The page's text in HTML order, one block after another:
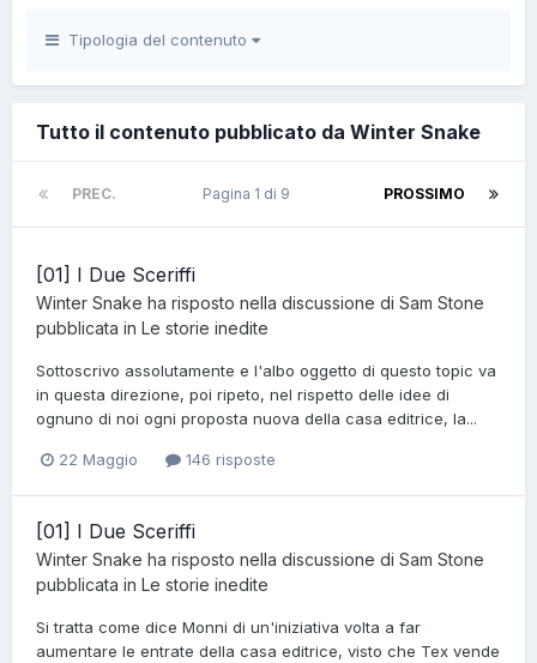
Tipologia del contenuto
Tutto il contenuto pubblicato da Winter Snake
PREC. PROSSIMO
Pagina 1 di 9
[01] I Due Sceriffi
Winter Snake ha risposto nella discussione di Sam Stone
pubblicata in Le storie inedite
Sottoscrivo assolutamente e l'albo oggetto di questo topic va
in questa direzione, poi ripeto, nel rispetto delle idee di
ognuno di noi ogni proposta nuova della casa editrice, la...
22 Maggio 146 risposte
[01] I Due Sceriffi
Winter Snake ha risposto nella discussione di Sam Stone
pubblicata in Le storie inedite
Si tratta come dice Monni di un'iniziativa volta a far
aumentare le entrate della casa editrice, visto che Tex vende